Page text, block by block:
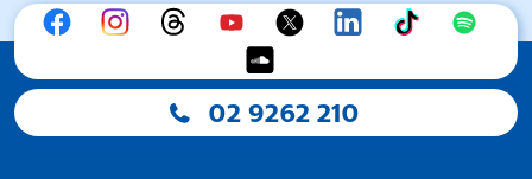
02 9262 210